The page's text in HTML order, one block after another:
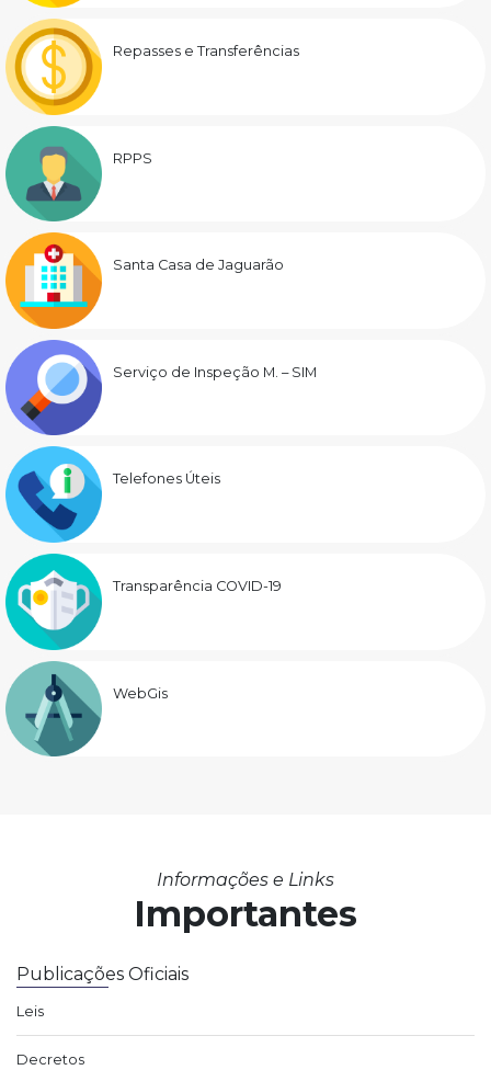
Repasses e Transferências
RPPS
Santa Casa de Jaguarão
Serviço de Inspeção M. – SIM
Telefones Úteis
Transparência COVID-19
WebGis
Informações e Links
Importantes
Publicações Oficiais
Leis
Decretos